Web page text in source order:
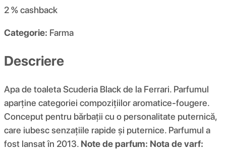
2 %cashback
Categorie: Farma
Descriere
Apa de toaleta Scuderia Black de la Ferrari. Parfumul
aparține categoriei compozițiilor aromatice-fougere.
Conceput pentru bărbații cu o personalitate puternică,
care iubesc senzațiile rapide și puternice. Parfumul a
fost lansat în 2013. Note de parfum: Nota de varf: